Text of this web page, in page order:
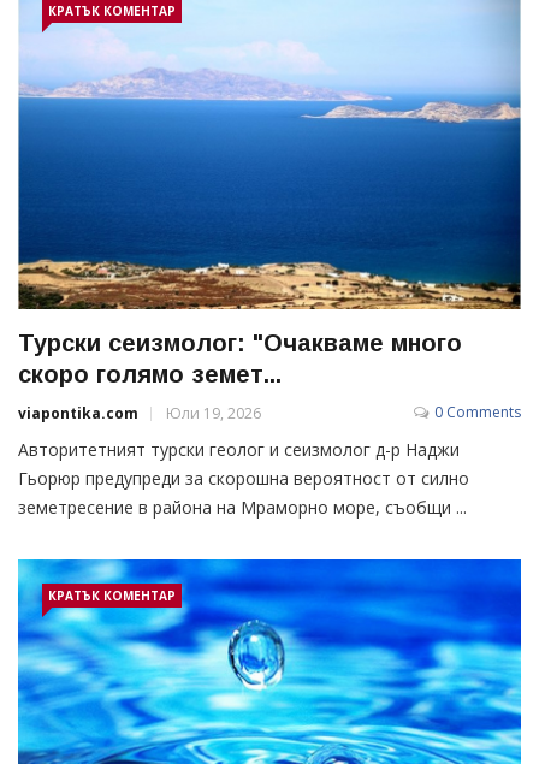
КРАТЪК КОМЕНТАР
Турски сеизмолог: "Очакваме много
скоро голямо земет...
viapontika.com Юли 19, 2026 0 Comments
Авторитетният турски геолог и сеизмолог д-р Наджи
Гьорюр предупреди за скорошна вероятност от силно
земетресение в района на Мраморно море, съобщи ...
КРАТЪК КОМЕНТАР